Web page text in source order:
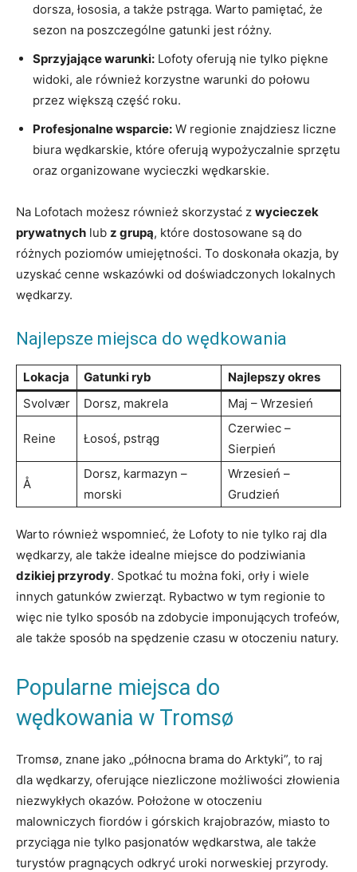
dorsza, łososia, a także pstrąga. Warto pamiętać, że
sezon na poszczególne gatunki jest różny.
Sprzyjające warunki: Lofoty oferują nie tylko piękne
widoki, ale również korzystne warunki do połowu
przez większą część roku.
Profesjonalne wsparcie: W regionie znajdziesz liczne
biura wędkarskie, które oferują wypożyczalnie sprzętu
oraz organizowane wycieczki wędkarskie.
Na Lofotach możesz również skorzystać z wycieczek
prywatnych lub z grupą, które dostosowane są do
różnych poziomów umiejętności. To doskonała okazja, by
uzyskać cenne wskazówki od doświadczonych lokalnych
wędkarzy.
Najlepsze miejsca do wędkowania
Lokacja Gatunki ryb
Najlepszy okres
Svolvær
Dorsz, makrela Maj – Wrzesień
Reine Łosoś, pstrąg
Czerwiec –
Sierpień
Å
Dorsz, karmazyn –
morski
Wrzesień –
Grudzień
Warto również wspomnieć, że Lofoty to nie tylko raj dla
wędkarzy, ale także idealne miejsce do podziwiania
dzikiej przyrody. Spotkać tu można foki, orły i wiele
innych gatunków zwierząt. Rybactwo w tym regionie to
więc nie tylko sposób na zdobycie imponujących trofeów,
ale także sposób na spędzenie czasu w otoczeniu natury.
Popularne miejsca do
wędkowania w Tromsø
Tromsø, znane jako „północna brama do Arktyki”, to raj
dla wędkarzy, oferujące niezliczone możliwości złowienia
niezwykłych okazów. Położone w otoczeniu
malowniczych fiordów i górskich krajobrazów, miasto to
przyciąga nie tylko pasjonatów wędkarstwa, ale także
turystów pragnących odkryć uroki norweskiej przyrody.